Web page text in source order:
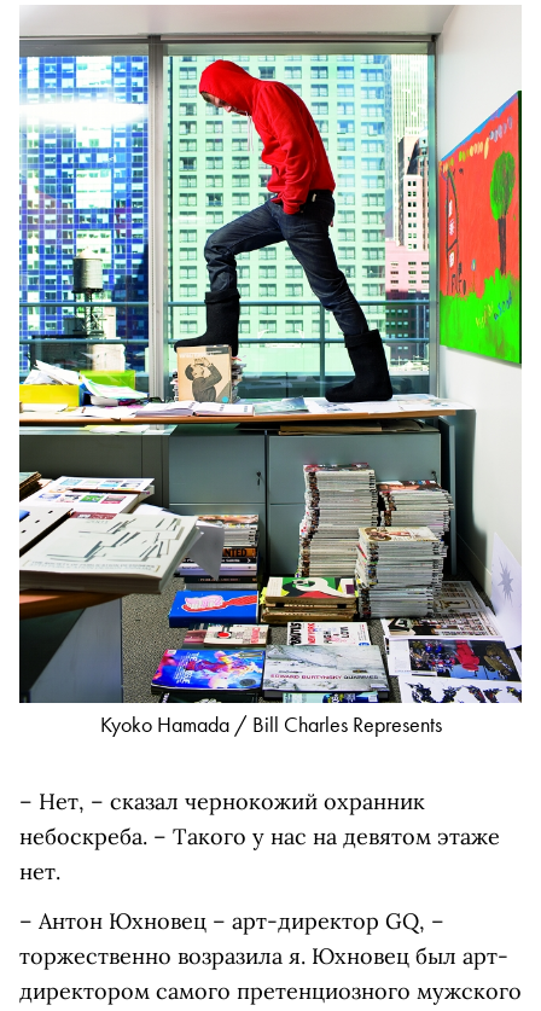
Kyoko Hamada / Bill Charles Represents
– Нет, – сказал чернокожий охранник
небоскреба. – Такого у нас на девятом этаже
нет.
– Антон Юхновец – арт-директор GQ, –
торжественно возразила я. Юхновец был арт-
директором самого претенциозного мужского